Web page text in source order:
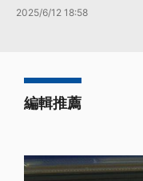
2025/6/12 18:58
編輯推薦